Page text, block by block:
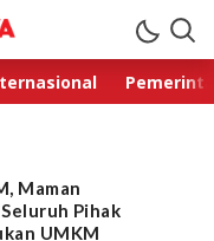
Publik
Maman
Pihak
UMKM